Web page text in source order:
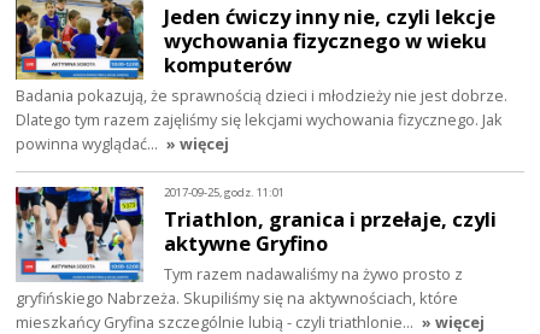
Jeden ćwiczy inny nie, czyli lekcje
wychowania fizycznego w wieku
komputerów
Badania pokazują, że sprawnością dzieci i młodzieży nie jest dobrze.
Dlatego tym razem zajęliśmy się lekcjami wychowania fizycznego. Jak
powinna wyglądać… » więcej
2017-09-25, godz. 11:01
Triathlon, granica i przełaje, czyli
aktywne Gryfino
Tym razem nadawaliśmy na żywo prosto z
gryfińskiego Nabrzeża. Skupiliśmy się na aktywnościach, które
mieszkańcy Gryfina szczególnie lubią - czyli triathlonie… » więcej